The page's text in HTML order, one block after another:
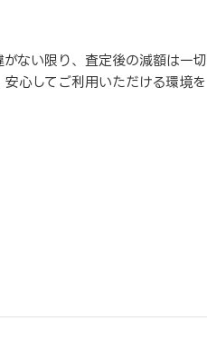
ない限り、査定後の減額は一切
心してご利用いただける環境を